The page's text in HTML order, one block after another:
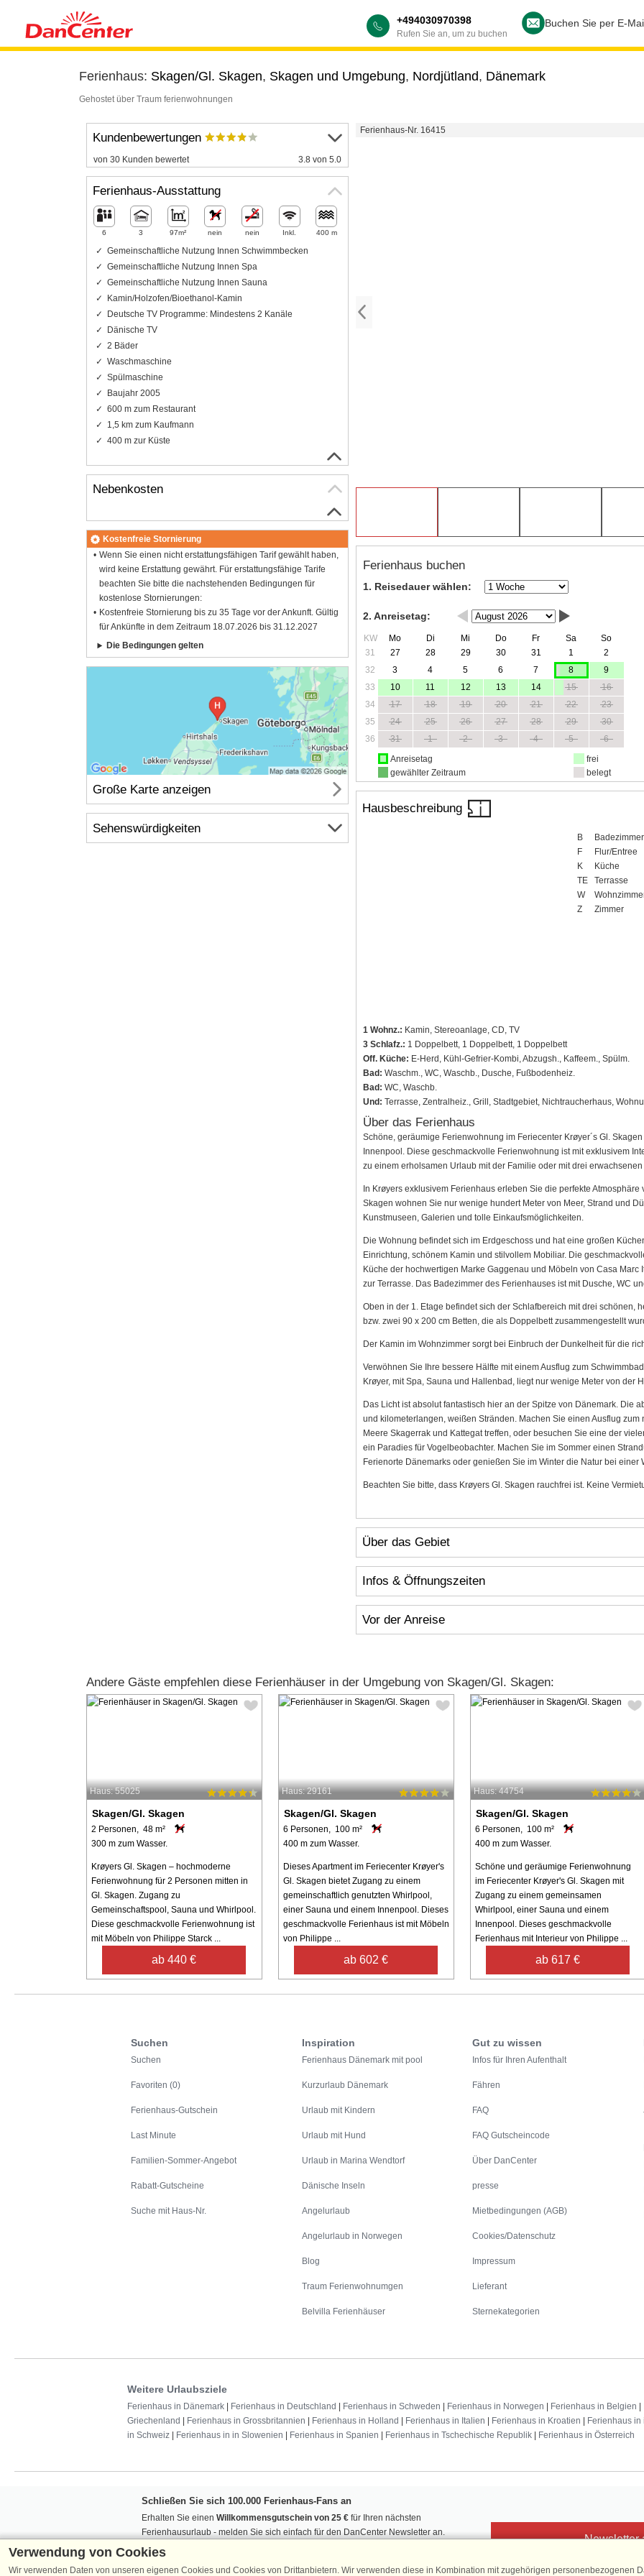
+494030970398
Rufen Sie an, um zu buchen
Buchen Sie per E-
Ferienhaus: Skagen/Gl. Skagen, Skagen und Umgebung, Nordjütland, Dänemark
Gehostet über Traum ferienwohnungen
Ferienhaus-Nr. 16415
Ferienhaus buchen
1. Reisedauer wählen:
2. Anreisetag:
KW Mo Di Mi Do Fr Sa
So
31
27 28 29 30 31 1
2
32
3 4 5 6 7 8
9
33
10 11 12 13 14 15
16
34
17 18 19 20 21 22
23
35
24 25 26 27 28 29
30
36
31 1 2 3 4 5
6
Anreisetag
gewählter Zeitraum
frei
belegt
Hausbeschreibung
B
Badezimmer
F
Flur/Entree
K
Küche
TE
Terrasse
W
Z
Zimmer
1 Wohnz.: Kamin, Stereoanlage, CD, TV
3 Schlafz.: 1 Doppelbett, 1 Doppelbett, 1 Doppelbett
Off. Küche: E-Herd, Kühl-Gefrier-Kombi, Abzugsh., Kaffeem., Spülm.
Bad: Waschm., WC, Waschb., Dusche, Fußbodenheiz.
Bad: WC, Waschb.
Und: Terrasse, Zentralheiz., Grill, Stadtgebiet, Nichtraucherhaus,
Über das Ferienhaus
Schöne, geräumige Ferienwohnung im Feriecenter Krøyer´s Gl.
Innenpool. Diese geschmackvolle Ferienwohnung ist mit exklusivem
zu einem erholsamen Urlaub mit der Familie oder mit drei
In Krøyers exklusivem Ferienhaus erleben Sie die perfekte
Skagen wohnen Sie nur wenige hundert Meter von Meer, Strand und
Kunstmuseen, Galerien und tolle Einkaufsmöglichkeiten.
Die Wohnung befindet sich im Erdgeschoss und hat eine großen
Einrichtung, schönem Kamin und stilvollem Mobiliar. Die
Küche der hochwertigen Marke Gaggenau und Möbeln von Casa
zur Terrasse. Das Badezimmer des Ferienhauses ist mit Dusche, WC
Oben in der 1. Etage befindet sich der Schlafbereich mit drei schönen,
bzw. zwei 90 x 200 cm Betten, die als Doppelbett zusammengestellt
Der Kamin im Wohnzimmer sorgt bei Einbruch der Dunkelheit für die
Verwöhnen Sie Ihre bessere Hälfte mit einem Ausflug zum
Krøyer, mit Spa, Sauna und Hallenbad, liegt nur wenige Meter von der
Das Licht ist absolut fantastisch hier an der Spitze von Dänemark. Die
und kilometerlangen, weißen Stränden. Machen Sie einen Ausflug
Meere Skagerrak und Kattegat treffen, oder besuchen Sie eine der
ein Paradies für Vogelbeobachter. Machen Sie im Sommer einen
Ferienorte Dänemarks oder genießen Sie im Winter die Natur bei
Beachten Sie bitte, dass Krøyers Gl. Skagen rauchfrei ist. Keine
Über das Gebiet
Infos & Öffnungszeiten
Vor der Anreise
Kundenbewertungen
von 30 Kunden bewertet 3.8 von 5.0
Ferienhaus-Ausstattung
6 3 97m² nein nein Inkl. 400 m
Gemeinschaftliche Nutzung Innen Schwimmbecken
Gemeinschaftliche Nutzung Innen Spa
Gemeinschaftliche Nutzung Innen Sauna
Kamin/Holzofen/Bioethanol-Kamin
Deutsche TV Programme: Mindestens 2 Kanäle
Dänische TV
2 Bäder
Waschmaschine
Spülmaschine
Baujahr 2005
600 m zum Restaurant
1,5 km zum Kaufmann
400 m zur Küste
Nebenkosten
Kostenfreie Stornierung
Wenn Sie einen nicht erstattungsfähigen Tarif gewählt haben,
wird keine Erstattung gewährt. Für erstattungsfähige Tarife
beachten Sie bitte die nachstehenden Bedingungen für
kostenlose Stornierungen:
Kostenfreie Stornierung bis zu 35 Tage vor der Ankunft. Gültig
für Ankünfte in dem Zeitraum 18.07.2026 bis 31.12.2027
Die Bedingungen gelten
Große Karte anzeigen
Sehenswürdigkeiten
Andere Gäste empfehlen diese Ferienhäuser in der Umgebung von Skagen/Gl. Skagen:
Haus: 55025
Skagen/Gl. Skagen
2 Personen, 48 m²
300 m zum Wasser.
Krøyers Gl. Skagen – hochmoderne
Ferienwohnung für 2 Personen mitten in
Gl. Skagen. Zugang zu
Gemeinschaftspool, Sauna und Whirlpool.
Diese geschmackvolle Ferienwohnung ist
mit Möbeln von Philippe Starck ...
ab 440 €
Haus: 29161
Skagen/Gl. Skagen
6 Personen, 100 m²
400 m zum Wasser.
Dieses Apartment im Feriecenter Krøyer's
Gl. Skagen bietet Zugang zu einem
gemeinschaftlich genutzten Whirlpool,
einer Sauna und einem Innenpool. Dieses
geschmackvolle Ferienhaus ist mit Möbeln
von Philippe ...
ab 602 €
Haus: 44754
Skagen/Gl. Skagen
6 Personen, 100 m²
400 m zum Wasser.
Schöne und geräumige Ferienwohnung
im Feriecenter Krøyer's Gl. Skagen mit
Zugang zu einem gemeinsamen
Whirlpool, einer Sauna und einem
Innenpool. Dieses geschmackvolle
Ferienhaus mit Interieur von Philippe ...
ab 617 €
Suchen
Suchen
Favoriten (0)
Ferienhaus-Gutschein
Last Minute
Familien-Sommer-Angebot
Rabatt-Gutscheine
Suche mit Haus-Nr.
Inspiration
Ferienhaus Dänemark mit pool
Kurzurlaub Dänemark
Urlaub mit Kindern
Urlaub mit Hund
Urlaub in Marina Wendtorf
Dänische Inseln
Angelurlaub
Angelurlaub in Norwegen
Blog
Traum Ferienwohnumgen
Belvilla Ferienhäuser
Gut zu wissen
Infos für Ihren Aufenthalt
Fähren
FAQ
FAQ Gutscheincode
Über DanCenter
presse
Mietbedingungen (AGB)
Cookies/Datenschutz
Impressum
Lieferant
Sternekategorien
Weitere Urlaubsziele
Ferienhaus in Dänemark Ferienhaus in Deutschland Ferienhaus in Schweden Ferienhaus in Norwegen Ferienhaus in Belgien
Griechenland
Ferienhaus in Grossbritannien Ferienhaus in Holland Ferienhaus in Italien Ferienhaus in Kroatien
Ferienhaus in
in Schweiz
Ferienhaus in in Slowenien Ferienhaus in Spanien Ferienhaus in Tschechische Republik Ferienhaus in Österreich
Schließen Sie sich 100.000 Ferienhaus-Fans an
Erhalten Sie einen Willkommensgutschein von 25 € für Ihren nächsten
Ferienhausurlaub - melden Sie sich einfach für den DanCenter Newsletter an.
Verpassen Sie nie wieder exklusive Angebote, Gewinnspiele und Urlaubstipps!
Newsletter
Verwendung von Cookies
Wir verwenden Daten von unseren eigenen Cookies und Cookies von Drittanbietern. Wir verwenden diese in Kombination mit zugehörigen personenbezogenen